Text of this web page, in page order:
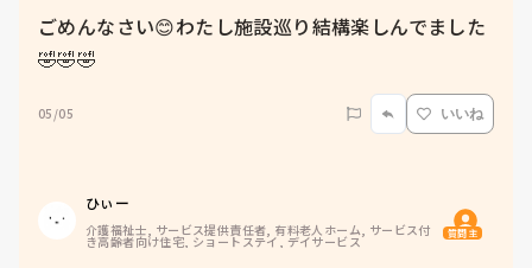
ごめんなさい😊わたし施設巡り結構楽しんでました
🤣🤣🤣
05/05 いいね
ひぃー
介護福祉士, サービス提供責任者, 有料老人ホーム, サービス付
き高齢者向け住宅, ショートステイ, デイサービス 質問主